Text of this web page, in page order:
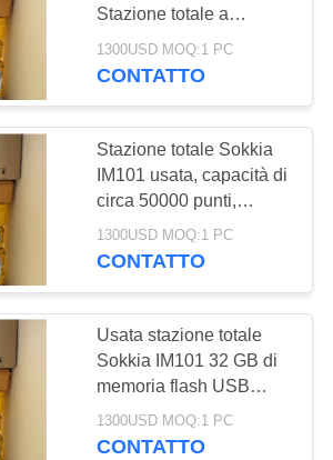
di RTK
digitale
46
Stazione totale a
visualizzazione minima
per rilievi accurati,
32 GB
1300USD MOQ:1 PC
CONTATTO
Stazione totale Sokkia
IM101 usata, capacità di
circa 50000 punti,
ricevitore GNSS per
soluzioni di
1300USD MOQ:1 PC
CONTATTO
Usata stazione totale
Sokkia IM101 32 GB di
memoria flash USB
Stazione totale con
apertura e capacità di 45
1300USD MOQ:1 PC
CONTATTO